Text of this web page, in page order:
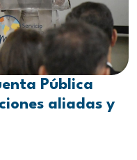
Pública
aliadas y